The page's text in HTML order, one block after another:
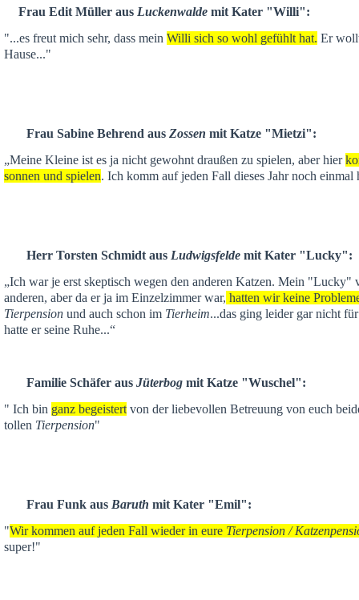
Frau Edit Müller aus Luckenwalde mit Kater "Willi":
"...es freut mich sehr, dass mein Willi sich so wohl gefühlt hat. Er
Hause..."
Frau Sabine Behrend aus Zossen mit Katze "Mietzi":
„Meine Kleine ist es ja nicht gewohnt draußen zu spielen, aber hier
sonnen und spielen. Ich komm auf jeden Fall dieses Jahr noch einmal
Herr Torsten Schmidt aus Ludwigsfelde mit Kater "Lucky":
„Ich war je erst skeptisch wegen den anderen Katzen. Mein "Lucky"
anderen, aber da er ja im Einzelzimmer war, hatten wir keine
Tierpension und auch schon im Tierheim...das ging leider gar nicht
hatte er seine Ruhe...“
Familie Schäfer aus Jüterbog mit Katze "Wuschel":
" Ich bin ganz begeistert von der liebevollen Betreuung von euch
tollen Tierpension"
Frau Funk aus Baruth mit Kater "Emil":
"Wir kommen auf jeden Fall wieder in eure Tierpension /
super!"